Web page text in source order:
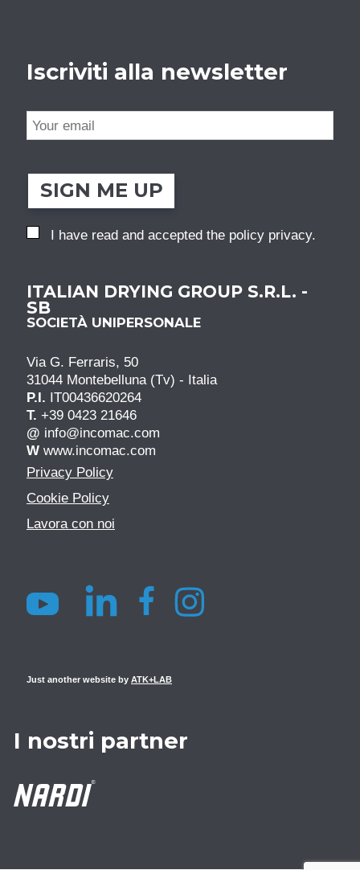
Iscriviti alla newsletter
SIGN ME UP
I have read and accepted the policy privacy.
ITALIAN DRYING GROUP S.R.L. -
SB
SOCIETÀ UNIPERSONALE
Via G. Ferraris, 50
31044 Montebelluna (Tv) - Italia
P.I. IT00436620264
T. +39 0423 21646
@ info@incomac.com
W www.incomac.com
Privacy Policy
Cookie Policy
Lavora con noi
Just another website by ATK+LAB
I nostri partner